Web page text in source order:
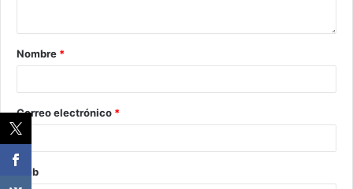
Nombre *
Correo electrónico *
Web